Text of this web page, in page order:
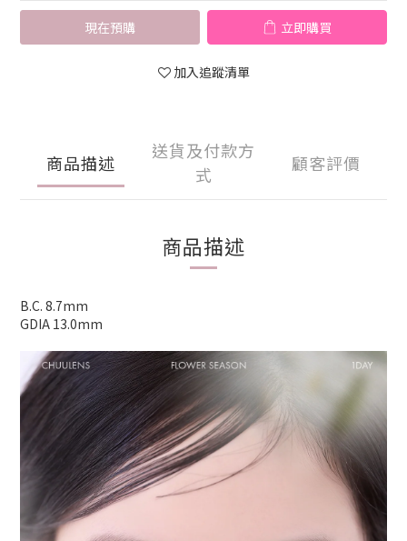
現在預購 立即購買
加入追蹤清單
商品描述
送貨及付款方
式
顧客評價
商品描述
B.C. 8.7mm
GDIA 13.0mm